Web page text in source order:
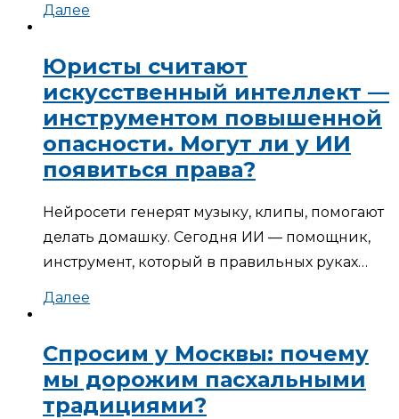
Далее
Юристы считают
искусственный интеллект —
инструментом повышенной
опасности. Могут ли у ИИ
появиться права?
Нейросети генерят музыку, клипы, помогают
делать домашку. Сегодня ИИ — помощник,
инструмент, который в правильных руках…
Далее
Спросим у Москвы: почему
мы дорожим пасхальными
традициями?